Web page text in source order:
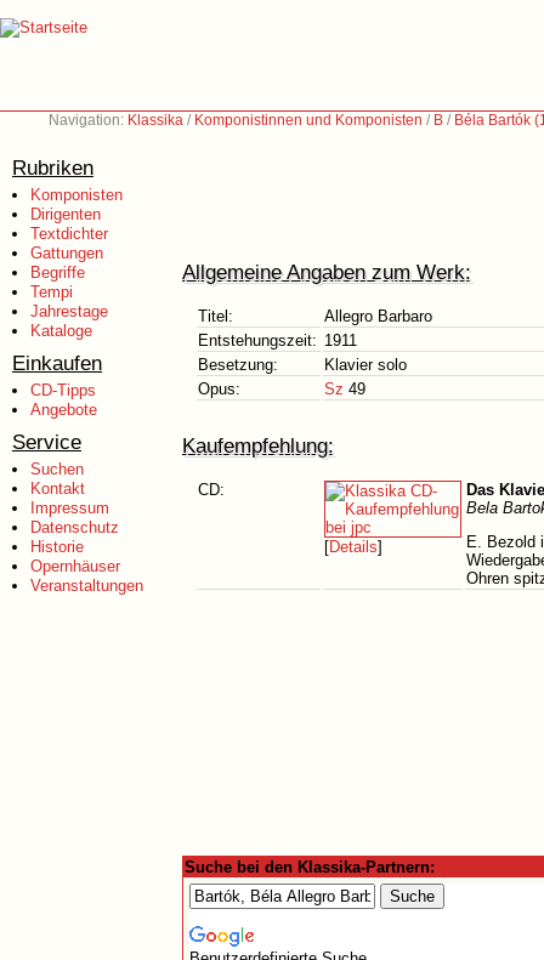
Navigation: Klassika / Komponistinnen und Komponisten / B / Béla Bartók
Rubriken
Komponisten
Dirigenten
Textdichter
Gattungen
Begriffe
Tempi
Jahrestage
Kataloge
Einkaufen
CD-Tipps
Angebote
Service
Suchen
Kontakt
Impressum
Datenschutz
Historie
Opernhäuser
Veranstaltungen
Allgemeine Angaben zum Werk:
Titel:
Allegro Barbaro
Entstehungszeit: 1911
Besetzung:
Klavier solo
Opus:
Sz 49
Kaufempfehlung:
CD:
[Details]
Das
Bela
E. Bezold
Ohren
Suche bei den Klassika-Partnern: